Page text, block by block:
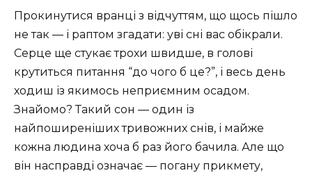
Прокинутися вранці з відчуттям, що щось пішло
не так — і раптом згадати: уві сні вас обікрали.
Серце ще стукає трохи швидше, в голові
крутиться питання “до чого б це?”, і весь день
ходиш із якимось неприємним осадом.
Знайомо? Такий сон — один із
найпоширеніших тривожних снів, і майже
кожна людина хоча б раз його бачила. Але що
він насправді означає — погану прикмету,